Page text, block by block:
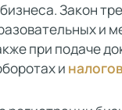
Закон
и
при подаче
и